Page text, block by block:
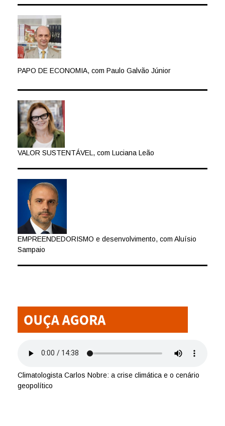
PAPO DE ECONOMIA, com Paulo Galvão Júnior
VALOR SUSTENTÁVEL, com Luciana Leão
EMPREENDEDORISMO e desenvolvimento, com Aluísio
Sampaio
Climatologista Carlos Nobre: a crise climática e o cenário
geopolítico